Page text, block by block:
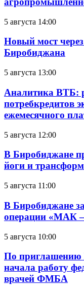
5 августа 14:00
Новый мост
Биробиджана
5 августа 13:00
Аналитика ВТБ:
потребкредитов
ежемесячного
5 августа 12:00
В Биробиджане
йоги и
5 августа 11:00
В Биробиджане
операции «МАК
5 августа 10:00
По
начала работу
врачей ФМБА